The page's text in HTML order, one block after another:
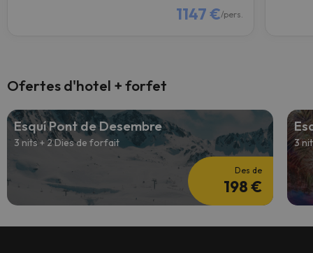
1147 €/pers.
Ofertes d'hotel + forfet
Esquí Pont de Desembre
3 nits + 2 Dies de forfait
Des de
198 €
3